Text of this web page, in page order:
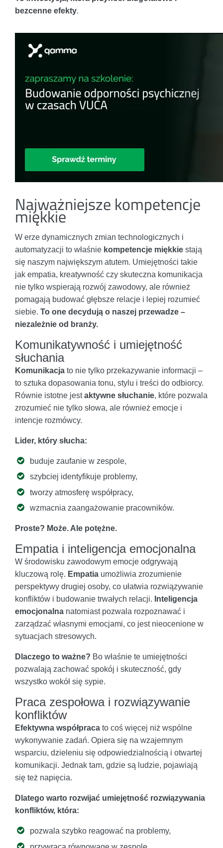
bezcenne efekty.
Najważniejsze kompetencje
miękkie
W erze dynamicznych zmian technologicznych i
automatyzacji to właśnie kompetencje miękkie stają
się naszym największym atutem. Umiejętności takie
jak empatia, kreatywność czy skuteczna komunikacja
nie tylko wspierają rozwój zawodowy, ale również
pomagają budować głębsze relacje i lepiej rozumieć
siebie. To one decydują o naszej przewadze –
niezależnie od branży.
Komunikatywność i umiejętność
słuchania
Komunikacja to nie tylko przekazywanie informacji –
to sztuka dopasowania tonu, stylu i treści do odbiorcy.
Równie istotne jestaktywne słuchanie, które pozwala
zrozumieć nie tylko słowa, ale również emocje i
intencje rozmówcy.
Lider, który słucha:
buduje zaufanie w zespole,
szybciej identyfikuje problemy,
tworzy atmosferę współpracy,
wzmacnia zaangażowanie pracowników.
Proste? Może. Ale potężne.
Empatia i inteligencja emocjonalna
W środowisku zawodowym emocje odgrywają
kluczową rolę. Empatia umożliwia zrozumienie
perspektywy drugiej osoby, co ułatwia rozwiązywanie
konfliktów i budowanie trwałych relacji. Inteligencja
emocjonalna natomiast pozwala rozpoznawać i
zarządzać własnymi emocjami, co jest nieocenione w
sytuacjach stresowych.
Dlaczego to ważne? Bo właśnie te umiejętności
pozwalają zachować spokój i skuteczność, gdy
wszystko wokół się sypie.
Praca zespołowa i rozwiązywanie
konfliktów
Efektywna współpraca to coś więcej niż wspólne
wykonywanie zadań. Opiera się na wzajemnym
wsparciu, dzieleniu się odpowiedzialnością i otwartej
komunikacji. Jednak tam, gdzie są ludzie, pojawiają
się też napięcia.
Dlatego warto rozwijać umiejętność rozwiązywania
konfliktów, która:
pozwala szybko reagować na problemy,